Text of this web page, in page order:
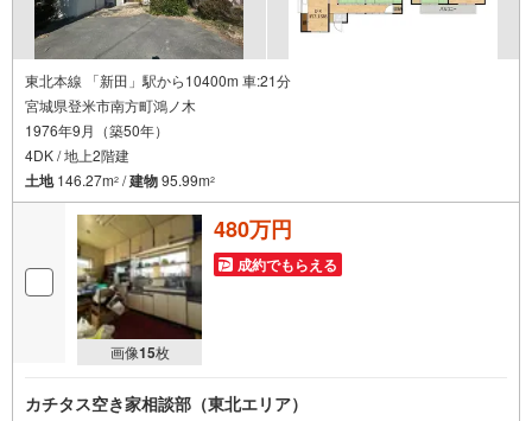
東北本線 「新田」駅から10400m 車:21分
宮城県登米市南方町鴻ノ木
1976年9月（築50年）
4DK / 地上2階建
土地146.27m2 /建物95.99m2
画像15枚
480万円
成約でもらえる
カチタス空き家相談部（東北エリア）